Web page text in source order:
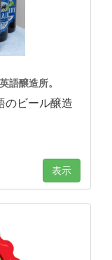
語醸造所。
のビール醸造
表示